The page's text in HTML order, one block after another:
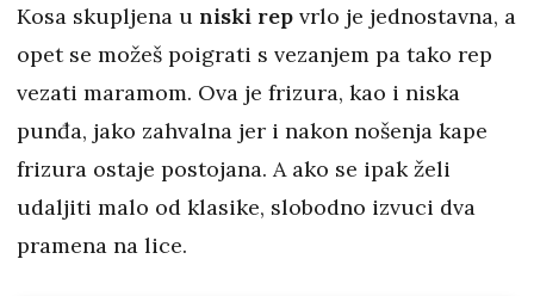
Kosa skupljena u niski rep vrlo je jednostavna, a
opet se možeš poigrati s vezanjem pa tako rep
vezati maramom. Ova je frizura, kao i niska
punđa, jako zahvalna jer i nakon nošenja kape
frizura ostaje postojana. A ako se ipak želi
udaljiti malo od klasike, slobodno izvuci dva
pramena na lice.